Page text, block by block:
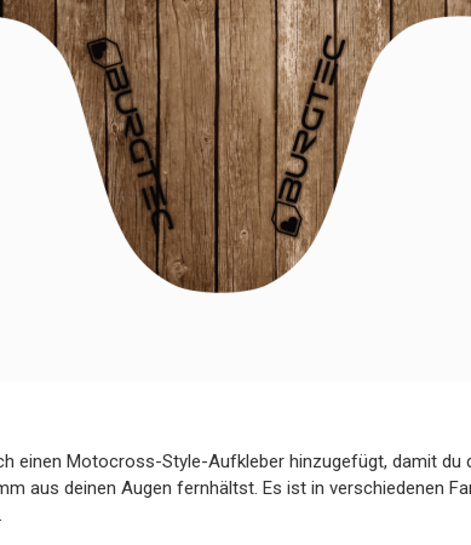
einen Motocross-Style-Aufkleber hinzugefügt, damit du
aus deinen Augen fernhältst. Es ist in verschiedenen